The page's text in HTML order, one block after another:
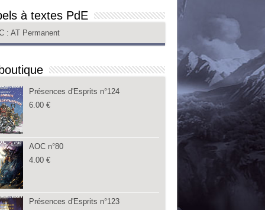
à textes PdE
: AT Permanent
Présences d'Esprits n°124
6.00 €
AOC n°80
4.00 €
Présences d'Esprits n°123